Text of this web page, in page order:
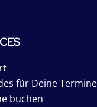
für Deine Termine
buchen